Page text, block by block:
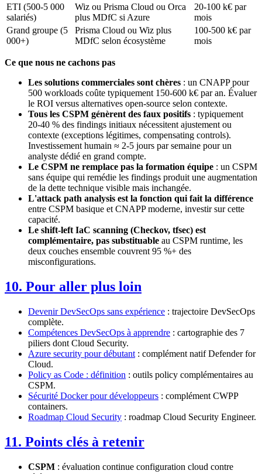
ETI (500-5 000
salariés)
Wiz ou Prisma Cloud ou Orca
plus MDfC si Azure
20-100 k€ par
mois
Grand groupe (5
000+)
Prisma Cloud ou Wiz plus
MDfC selon écosystème
100-500 k€ par
mois
Ce que nous ne cachons pas
Les solutions commerciales sont chères : un CNAPP pour
500 workloads coûte typiquement 150-600 k€ par an. Évaluer
le ROI versus alternatives open-source selon contexte.
Tous les CSPM génèrent des faux positifs : typiquement
20-40 % des findings initiaux nécessitent ajustement ou
contexte (exceptions légitimes, compensating controls).
Investissement humain ≈ 2-5 jours par semaine pour un
analyste dédié en grand compte.
Le CSPM ne remplace pas la formation équipe : un CSPM
sans équipe qui remédie les findings produit une augmentation
de la dette technique visible mais inchangée.
L'attack path analysis est la fonction qui fait la différence
entre CSPM basique et CNAPP moderne, investir sur cette
capacité.
Le shift-left IaC scanning (Checkov, tfsec) est
complémentaire, pas substituable au CSPM runtime, les
deux couches ensemble couvrent 95 %+ des
misconfigurations.
10. Pour aller plus loin
Devenir DevSecOps sans expérience : trajectoire DevSecOps
complète.
Compétences DevSecOps à apprendre : cartographie des 7
piliers dont Cloud Security.
Azure security pour débutant : complément natif Defender for
Cloud.
Policy as Code : définition : outils policy complémentaires au
CSPM.
Sécurité Docker pour développeurs : complément CWPP
containers.
Roadmap Cloud Security : roadmap Cloud Security Engineer.
11. Points clés à retenir
CSPM : évaluation continue configuration cloud contre